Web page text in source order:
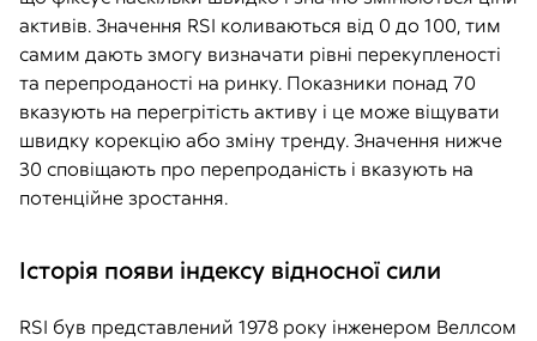
активів. Значення RSI коливаються від 0 до 100, тим
самим дають змогу визначати рівні перекупленості
та перепроданості на ринку. Показники понад 70
вказують на перегрітість активу і це може віщувати
швидку корекцію або зміну тренду. Значення нижче
30 сповіщають про перепроданість і вказують на
потенційне зростання.
Історія появи індексу відносної сили
RSI був представлений 1978 року інженером Веллсом